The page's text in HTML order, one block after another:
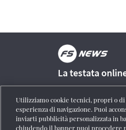
La testata
Registrazione Tribunale
Utilizziamo cookie tecnici, propri o
esperienza di navigazione. Puoi
inviarti pubblicità personalizzata in
chiudendo il banner puoi procedere